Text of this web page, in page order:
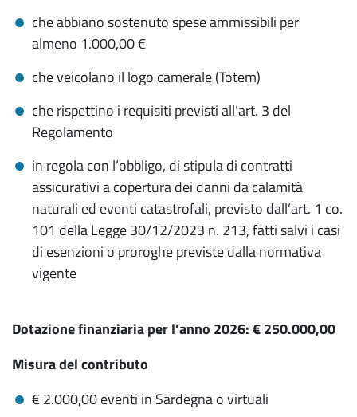
che abbiano sostenuto spese ammissibili per
almeno 1.000,00 €
che veicolano il logo camerale (Totem)
che rispettino i requisiti previsti all’art. 3 del
Regolamento
in regola con l’obbligo, di stipula di contratti
assicurativi a copertura dei danni da calamità
naturali ed eventi catastrofali, previsto dall’art. 1 co.
101 della Legge 30/12/2023 n. 213, fatti salvi i casi
di esenzioni o proroghe previste dalla normativa
vigente
Dotazione finanziaria per l’anno 2026: € 250.000,00
Misura del contributo
€ 2.000,00 eventi in Sardegna o virtuali